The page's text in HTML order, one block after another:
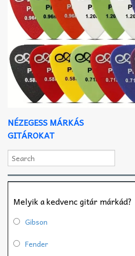
NÉZEGESS MÁRKÁS
GITÁROKAT
Melyik a kedvenc gitár márkád?
Gibson
Fender